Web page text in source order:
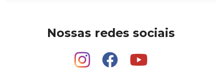
Nossas redes sociais